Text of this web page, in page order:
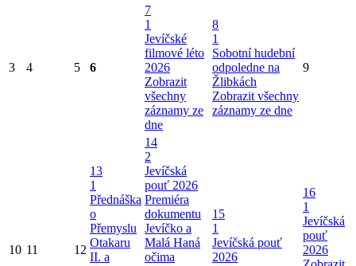
3 4 5 6
7
1
Jevíčské
filmové léto
2026
Zobrazit
všechny
záznamy ze
dne
8
1
Sobotní hudební
odpoledne na
Žlibkách
Zobrazit všechny
záznamy ze dne
9
10 11 12
13
1
Přednáška
o
Přemyslu
Otakaru
II. a
14
2
Jevíčská
pouť 2026
Premiéra
dokumentu
Jevíčko a
Malá Haná
očima
15
1
Jevíčská pouť
2026
16
1
Jevíčská
pouť
2026